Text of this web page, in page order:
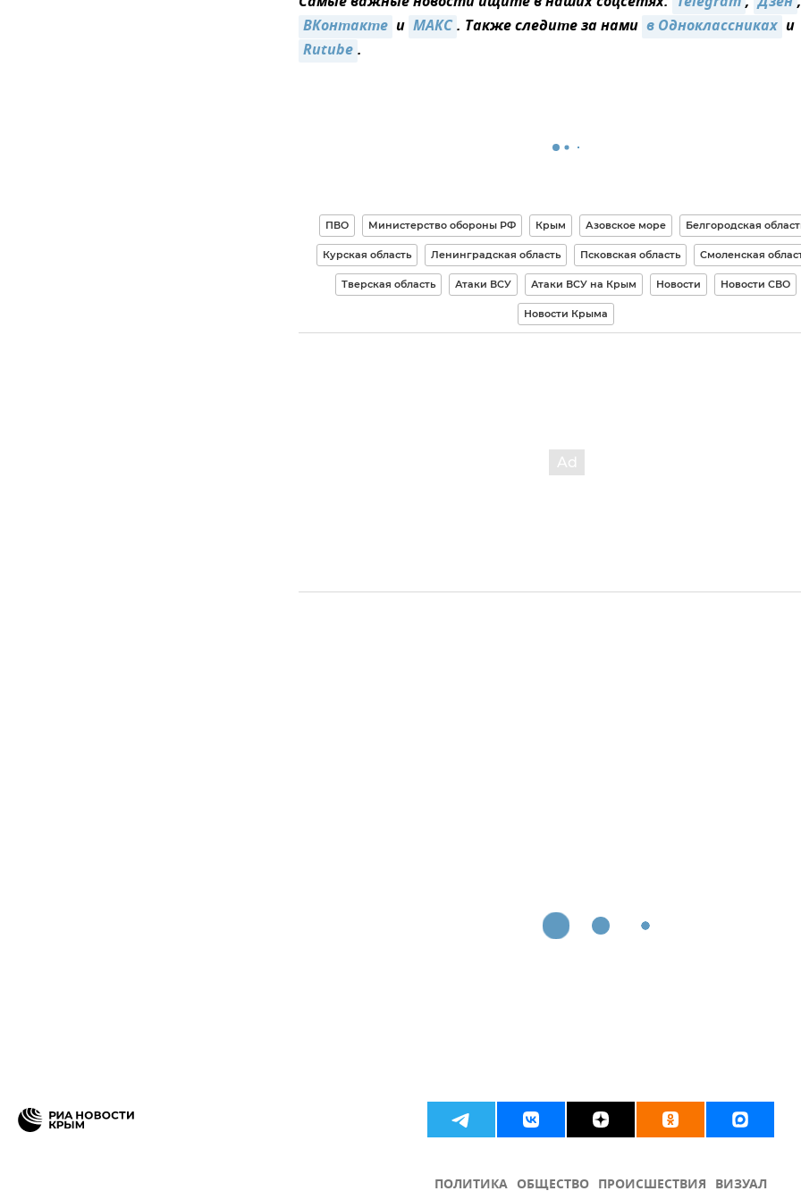
ВКонтакте и МАКС. Также следите за нами в Одноклассниках и
Rutube.
ПВО Министерство обороны РФ Крым Азовское море Белгородская
Курская область Ленинградская область Псковская область Смоленская
Тверская область Атаки ВСУ Атаки ВСУ на Крым Новости Новости СВО
Новости Крыма
ПОЛИТИКА ОБЩЕСТВО ПРОИСШЕСТВИЯ ВИЗУАЛ